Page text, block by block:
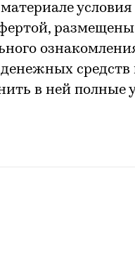
средств
в ней полные